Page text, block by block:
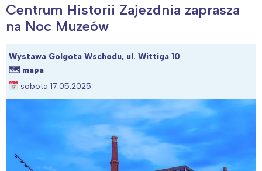
Centrum Historii Zajezdnia zaprasza
na Noc Muzeów
Wystawa Golgota Wschodu, ul. Wittiga 10
🗺 mapa
sobota 17.05.2025